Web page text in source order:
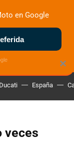
ELÉCTRICAS
Ducati España
veces
×
en Google